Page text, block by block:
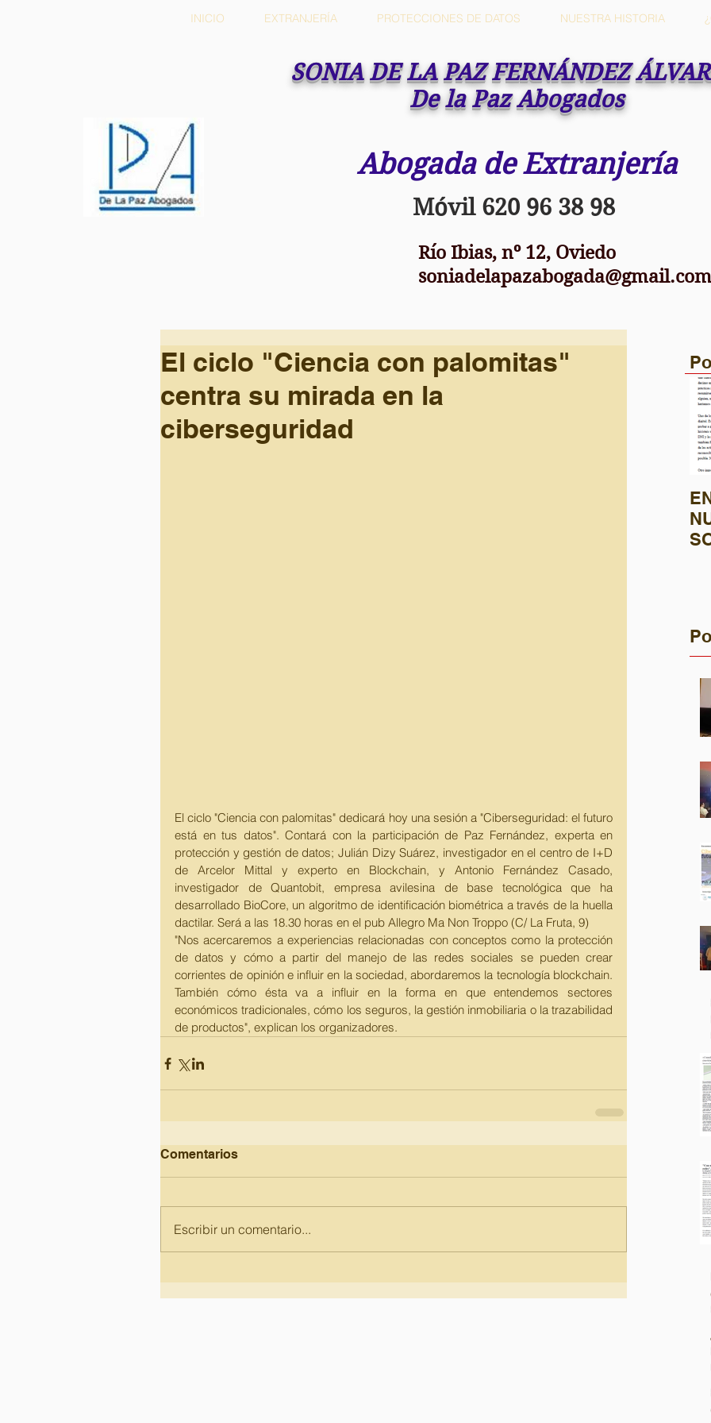
INICIO EXTRANJERÍA PROTECCIONES DE DATOS NUESTRA HISTORIA
SONIA DE LA PAZ FERNÁNDEZ
De la Paz Abogados
Abogada de Extranjería
Móvil 620 96 38 98
Río Ibias, nº 12, Oviedo
soniadelapazabogada@gmail.com
El ciclo "Ciencia con palomitas"
centra su mirada en la
ciberseguridad
El ciclo "Ciencia con palomitas" dedicará hoy una sesión a "Ciberseguridad: el futuro
está en tus datos". Contará con la participación de Paz Fernández, experta en
protección y gestión de datos; Julián Dizy Suárez, investigador en el centro de I+D
de Arcelor Mittal y experto en Blockchain, y Antonio Fernández Casado,
investigador de Quantobit, empresa avilesina de base tecnológica que ha
desarrollado BioCore, un algoritmo de identificación biométrica a través de la huella
dactilar. Será a las 18.30 horas en el pub Allegro Ma Non Troppo (C/ La Fruta, 9)
"Nos acercaremos a experiencias relacionadas con conceptos como la protección
de datos y cómo a partir del manejo de las redes sociales se pueden crear
corrientes de opinión e influir en la sociedad, abordaremos la tecnología blockchain.
También cómo ésta va a influir en la forma en que entendemos sectores
económicos tradicionales, cómo los seguros, la gestión inmobiliaria o la trazabilidad
de productos", explican los organizadores.
Comentarios
Escribir un comentario...